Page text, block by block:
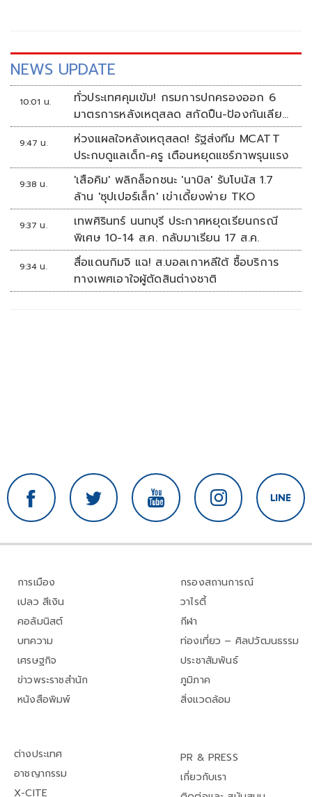
NEWS UPDATE
10:01 น.
ทั่วประเทศคุมเข้ม! กรมการปกครองออก 6
มาตรการหลังเหตุสลด สกัดปืน-ป้องกันเลียน
แบบ
9:47 น.
ห่วงแผลใจหลังเหตุสลด! รัฐส่งทีม MCATT
ประกบดูแลเด็ก-ครู เตือนหยุดแชร์ภาพรุนแรง
9:38 น.
'เสือคิม' พลิกล็อกชนะ 'นาบิล' รับโบนัส 1.7
ล้าน 'ซุปเปอร์เล็ก' เข่าเดี้ยงพ่าย TKO
9:37 น.
เทพศิรินทร์ นนทบุรี ประกาศหยุดเรียนกรณี
พิเศษ 10-14 ส.ค. กลับมาเรียน 17 ส.ค.
9:34 น.
สื่อแดนกิมจิ แฉ! ส.บอลเกาหลีใต้ ซื้อบริการ
ทางเพศเอาใจผู้ตัดสินต่างชาติ
การเมือง
เปลว สีเงิน
คอลัมนิสต์
บทความ
เศรษฐกิจ
ข่าวพระราชสำนัก
หนังสือพิมพ์
กรองสถานการณ์
วาไรตี้
กีฬา
ท่องเที่ยว – ศิลปวัฒนธรรม
ประชาสัมพันธ์
ภูมิภาค
สิ่งแวดล้อม
ต่างประเทศ
อาชญากรรม
X-CITE
PR & PRESS
เกี่ยวกับเรา